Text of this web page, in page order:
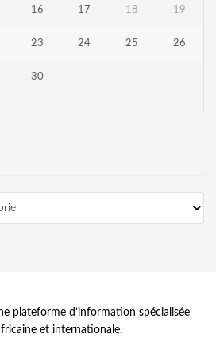
16 17 18 19
23 24 25 26
30
plateforme d’information spécialisée
et internationale.